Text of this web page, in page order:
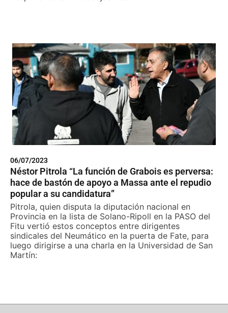
06/07/2023
Néstor Pitrola “La función de Grabois es perversa:
hace de bastón de apoyo a Massa ante el repudio
popular a su candidatura”
Pitrola, quien disputa la diputación nacional en
Provincia en la lista de Solano-Ripoll en la PASO del
Fitu vertió estos conceptos entre dirigentes
sindicales del Neumático en la puerta de Fate, para
luego dirigirse a una charla en la Universidad de San
Martín: